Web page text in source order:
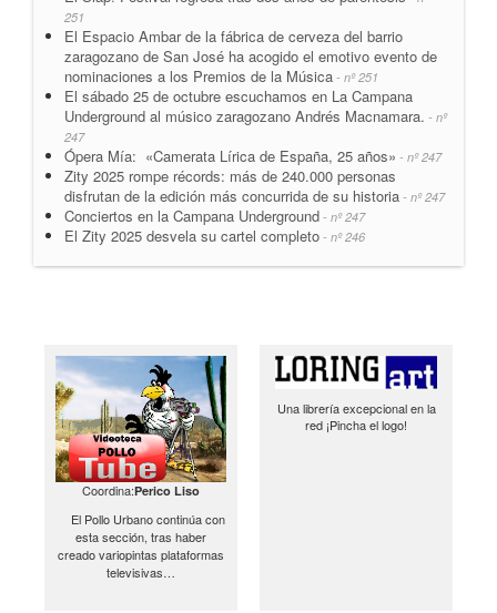
251
El Espacio Ambar de la fábrica de cerveza del barrio
zaragozano de San José ha acogido el emotivo evento de
nominaciones a los Premios de la Música - nº 251
El sábado 25 de octubre escuchamos en La Campana
Underground al músico zaragozano Andrés Macnamara. - nº
247
Ópera Mía: «Camerata Lírica de España, 25 años» - nº 247
Zity 2025 rompe récords: más de 240.000 personas
disfrutan de la edición más concurrida de su historia - nº 247
Conciertos en la Campana Underground - nº 247
El Zity 2025 desvela su cartel completo - nº 246
Coordina:Perico Liso
El Pollo Urbano continúa con
esta sección, tras haber
creado variopintas plataformas
televisivas…
Una librería excepcional en la
red ¡Pincha el logo!